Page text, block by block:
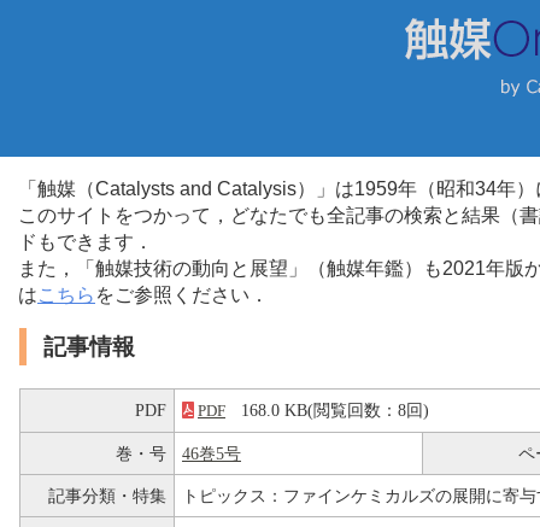
「触媒（Catalysts and Catalysis）」は1959年（昭和34年
このサイトをつかって，どなたでも全記事の検索と結果（
ドもできます．
また，「触媒技術の動向と展望」（触媒年鑑）も2021年
はこちら をご参照ください．
記事情報
PDF PDF 168.0 KB(閲覧回数：8回)
巻・号 46巻5号 ペ
記事分類・特集 トピックス：ファインケミカルズの展開に寄